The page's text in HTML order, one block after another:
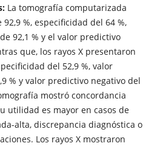
La tomografía computarizada
%, especificidad del 64 %,
92,1 % y el valor predictivo
que, los rayos X presentaron
del 52,9 %, valor
% y valor predictivo negativo del
mostró concordancia
utilidad es mayor en casos de
alta, discrepancia diagnóstica o
Los rayos X mostraron